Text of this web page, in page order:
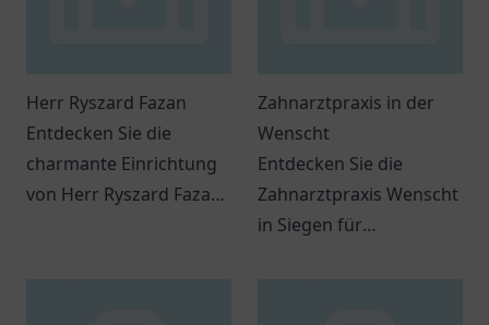
Herr Ryszard Fazan
Entdecken Sie die
charmante Einrichtung
von Herr Ryszard Fazan
Zahnarztpraxis in der
Wenscht
Entdecken Sie die
Zahnarztpraxis Wenscht
in Siegen für